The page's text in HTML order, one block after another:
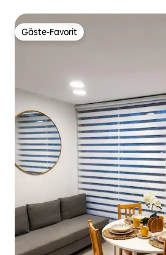
Gäste-Favorit
Gäste-Favorit